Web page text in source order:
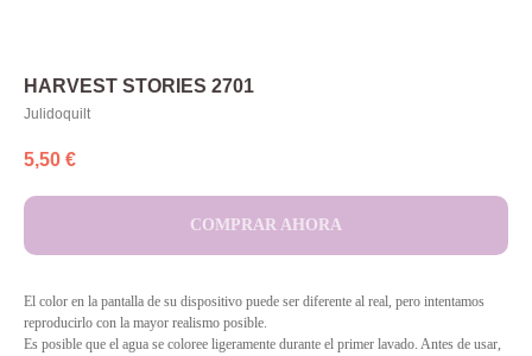
HARVEST STORIES 2701
Julidoquilt
5,50 €
COMPRAR AHORA
El color en la pantalla de su dispositivo puede ser diferente al real, pero intentamos
reproducirlo con la mayor realismo posible.
Es posible que el agua se coloree ligeramente durante el primer lavado. Antes de usar,